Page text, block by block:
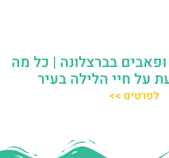
ופאבים בברצלונה | כל מה
על חיי הלילה בעיר
לפרטים >>